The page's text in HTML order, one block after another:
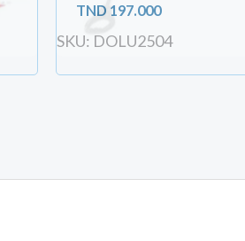
TND 197.000
SKU: DOLU2504